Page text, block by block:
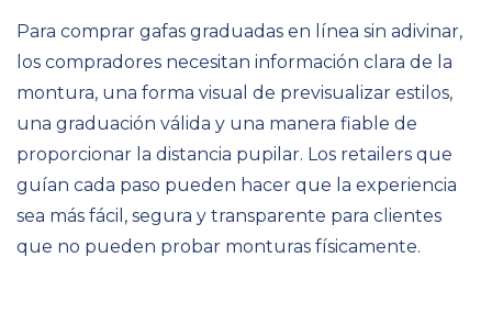
Para comprar gafas graduadas en línea sin adivinar,
los compradores necesitan información clara de la
montura, una forma visual de previsualizar estilos,
una graduación válida y una manera fiable de
proporcionar la distancia pupilar. Los retailers que
guían cada paso pueden hacer que la experiencia
sea más fácil, segura y transparente para clientes
que no pueden probar monturas físicamente.